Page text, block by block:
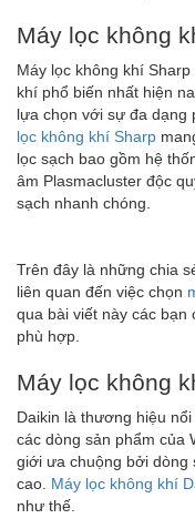
Máy lọc không
Máy lọc không khí
khí phổ biến nhất hiện
lựa chọn với sự đa dạng
lọc không khí Sharp
lọc sạch bao gồm hệ
âm Plasmacluster độc
sạch nhanh chóng.
Trên đây là những chia
liên quan đến việc chọn
qua bài viết này các
phù hợp.
Máy lọc không
Daikin là thương hiệu
các dòng sản phẩm của
giới ưa chuộng bởi dòng
cao. Máy lọc không khí
như thế.